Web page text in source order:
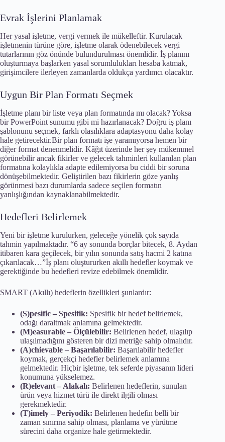
Evrak İşlerini Planlamak
Her yasal işletme, vergi vermek ile mükelleftir. Kurulacak
işletmenin türüne göre, işletme olarak ödenebilecek vergi
tutarlarının göz önünde bulundurulması önemlidir. İş planını
oluşturmaya başlarken yasal sorumlulukları hesaba katmak,
girişimcilere ilerleyen zamanlarda oldukça yardımcı olacaktır.
Uygun Bir Plan Formatı Seçmek
İşletme planı bir liste veya plan formatında mı olacak? Yoksa
bir PowerPoint sunumu gibi mi hazırlanacak? Doğru iş planı
şablonunu seçmek, farklı olasılıklara adaptasyonu daha kolay
hale getirecektir.Bir plan formatı işe yaramıyorsa hemen bir
diğer format denenmelidir. Kâğıt üzerinde her şey mükemmel
görünebilir ancak fikirler ve gelecek tahminleri kullanılan plan
formatına kolaylıkla adapte edilemiyorsa bu ciddi bir soruna
dönüşebilmektedir. Geliştirilen bazı fikirlerin göze yanlış
görünmesi bazı durumlarda sadece seçilen formatın
yanlışlığından kaynaklanabilmektedir.
Hedefleri Belirlemek
Yeni bir işletme kurulurken, geleceğe yönelik çok sayıda
tahmin yapılmaktadır. “6 ay sonunda borçlar bitecek, 8. Aydan
itibaren kara geçilecek, bir yılın sonunda satış hacmi 2 katına
çıkarılacak…”İş planı oluştururken akıllı hedefler koymak ve
gerektiğinde bu hedefleri revize edebilmek önemlidir.
SMART (Akıllı) hedeflerin özellikleri şunlardır:
(S)pesific – Spesifik: Spesifik bir hedef belirlemek,
odağı daraltmak anlamına gelmektedir.
(M)easurable – Ölçülebilir: Belirlenen hedef, ulaşılıp
ulaşılmadığını gösteren bir dizi metriğe sahip olmalıdır.
(A)chievable – Başarılabilir: Başarılabilir hedefler
koymak, gerçekçi hedefler belirlemek anlamına
gelmektedir. Hiçbir işletme, tek seferde piyasanın lideri
konumuna yükselemez.
(R)elevant – Alakalı: Belirlenen hedeflerin, sunulan
ürün veya hizmet türü ile direkt ilgili olması
gerekmektedir.
(T)imely – Periyodik: Belirlenen hedefin belli bir
zaman sınırına sahip olması, planlama ve yürütme
sürecini daha organize hale getirmektedir.